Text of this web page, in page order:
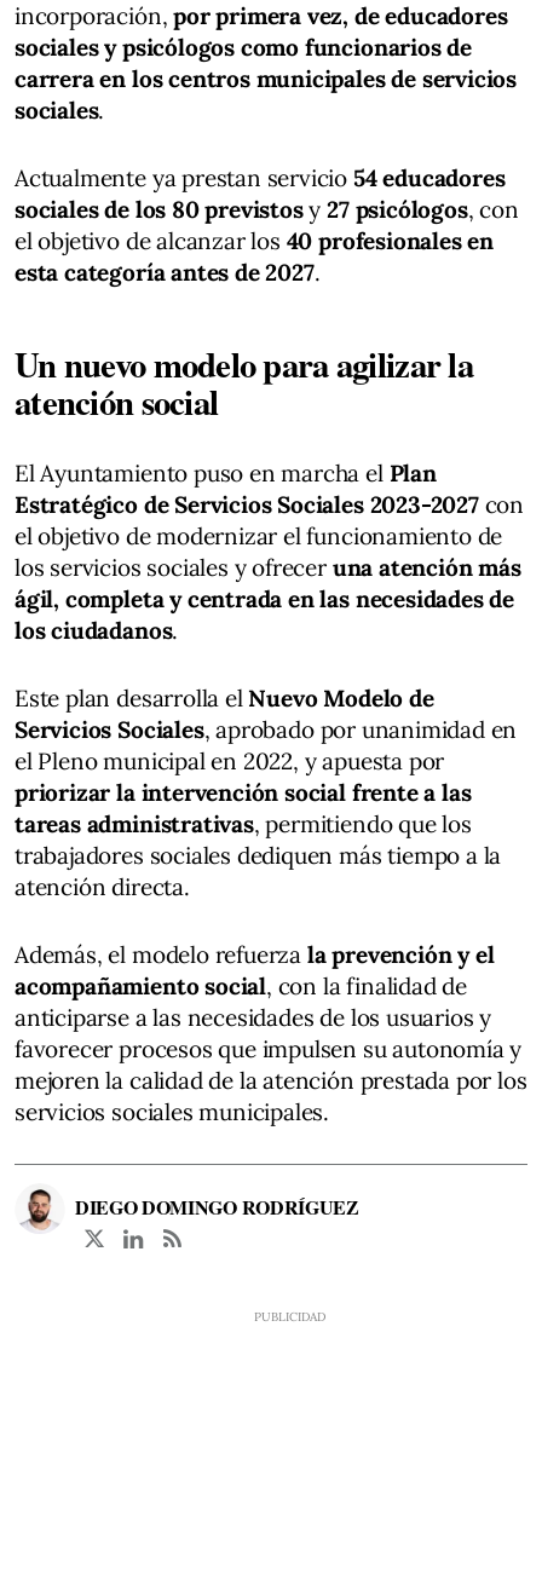
incorporación,por primera vez, de educadores
sociales y psicólogos como funcionarios de
carrera en los centros municipales de servicios
sociales.
Actualmente ya prestan servicio 54 educadores
sociales de los 80 previstosy27 psicólogos, con
el objetivo de alcanzar los 40 profesionales en
esta categoría antes de 2027.
Un nuevo modelo para agilizar la
atención social
El Ayuntamiento puso en marcha el Plan
Estratégico de Servicios Sociales 2023-2027con
el objetivo de modernizar el funcionamiento de
los servicios sociales y ofrecer una atención más
ágil, completa y centrada en las necesidades de
los ciudadanos.
Este plan desarrolla elNuevo Modelo de
Servicios Sociales, aprobado por unanimidad en
el Pleno municipal en 2022, y apuesta por
priorizar la intervención social frente a las
tareas administrativas, permitiendo que los
trabajadores sociales dediquen más tiempo a la
atención directa.
Además, el modelo refuerza la prevención y el
acompañamiento social, con la finalidad de
anticiparse a las necesidades de los usuarios y
favorecer procesos que impulsen su autonomía y
mejoren la calidad de la atención prestada por los
servicios sociales municipales.
DIEGO DOMINGO RODRÍGUEZ